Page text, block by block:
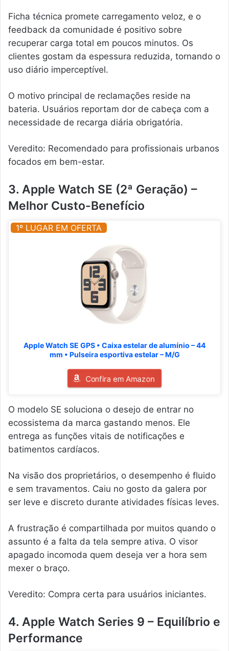
Ficha técnica promete carregamento veloz, e o
feedback da comunidade é positivo sobre
recuperar carga total em poucos minutos. Os
clientes gostam da espessura reduzida, tornando o
uso diário imperceptível.
O motivo principal de reclamações reside na
bateria. Usuários reportam dor de cabeça com a
necessidade de recarga diária obrigatória.
Veredito: Recomendado para profissionais urbanos
focados em bem-estar.
3. Apple Watch SE (2ª Geração) –
Melhor Custo-Benefício
1º LUGAR EM OFERTA
Apple Watch SE GPS • Caixa estelar de alumínio – 44
mm • Pulseira esportiva estelar – M/G
Confira em Amazon
O modelo SE soluciona o desejo de entrar no
ecossistema da marca gastando menos. Ele
entrega as funções vitais de notificações e
batimentos cardíacos.
Na visão dos proprietários, o desempenho é fluido
e sem travamentos. Caiu no gosto da galera por
ser leve e discreto durante atividades físicas leves.
A frustração é compartilhada por muitos quando o
assunto é a falta da tela sempre ativa. O visor
apagado incomoda quem deseja ver a hora sem
mexer o braço.
Veredito: Compra certa para usuários iniciantes.
4. Apple Watch Series 9 – Equilíbrio e
Performance